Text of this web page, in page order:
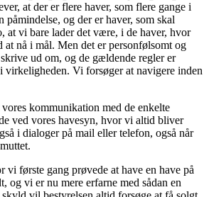
at der er flere haver, som flere gange i
påmindelse, og der er haver, som skal
at vi bare lader det være, i de haver, hvor
at nå i mål. Men det er personfølsomt og
ud om, og de gældende regler er
Vi forsøger at navigere inden
kommunikation med de enkelte
ved vores havesyn, hvor vi altid bliver
i dialoger på mail eller telefon, også når
vi første gang prøvede at have en have på
og vi er nu mere erfarne med sådan en